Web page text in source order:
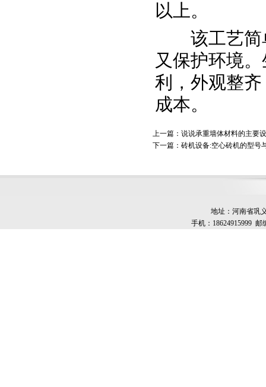
以上。
该工艺简单
又保护环境
利，外观整
成本。
上一篇：说说承重墙体材料的主要
下一篇：砖机设备:空心砖机的型号
地址：河南省巩
手机：18624915999